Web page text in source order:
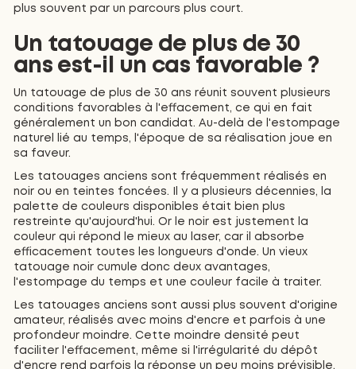
plus souvent par un parcours plus court.
Un tatouage de plus de 30
ans est-il un cas favorable ?
Un tatouage de plus de 30 ans réunit souvent plusieurs
conditions favorables à l'effacement, ce qui en fait
généralement un bon candidat. Au-delà de l'estompage
naturel lié au temps, l'époque de sa réalisation joue en
sa faveur.
Les tatouages anciens sont fréquemment réalisés en
noir ou en teintes foncées. Il y a plusieurs décennies, la
palette de couleurs disponibles était bien plus
restreinte qu'aujourd'hui. Or le noir est justement la
couleur qui répond le mieux au laser, car il absorbe
efficacement toutes les longueurs d'onde. Un vieux
tatouage noir cumule donc deux avantages,
l'estompage du temps et une couleur facile à traiter.
Les tatouages anciens sont aussi plus souvent d'origine
amateur, réalisés avec moins d'encre et parfois à une
profondeur moindre. Cette moindre densité peut
faciliter l'effacement, même si l'irrégularité du dépôt
d'encre rend parfois la réponse un peu moins prévisible.